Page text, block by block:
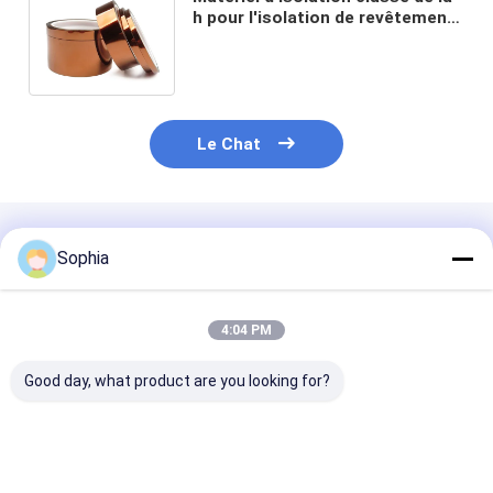
h pour l'isolation de revêtement
Le Chat
Produits Recommandés
Sophia
4:04 PM
Good day, what product are you looking for?